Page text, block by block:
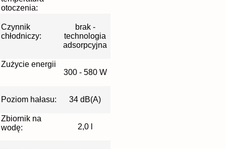
otoczenia:
Czynnik
chłodniczy:
brak -
technologia
adsorpcyjna
Zużycie energii
300 - 580 W
Poziom hałasu: 34 dB(A)
Zbiornik na
wodę:
2,0 l